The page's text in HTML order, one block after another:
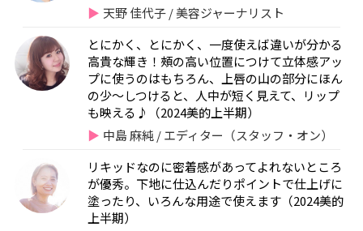
天野 佳代子 / 美容ジャーナリスト
とにかく、とにかく、一度使えば違いが分かる
高貴な輝き！頰の高い位置につけて立体感アッ
プに使うのはもちろん、上唇の山の部分にほん
の少〜しつけると、人中が短く見えて、リップ
も映える♪（2024美的上半期）
中島 麻純 / エディター（スタッフ・オン）
リキッドなのに密着感があってよれないところ
が優秀。下地に仕込んだりポイントで仕上げに
塗ったり、いろんな用途で使えます（2024美的
上半期）